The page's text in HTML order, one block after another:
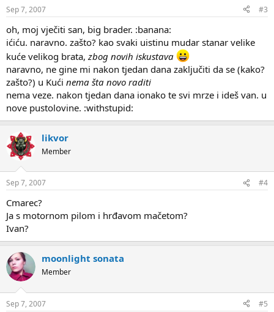
Sep 7, 2007 #3
oh, moj vječiti san, big brader. :banana:
ićiću. naravno. zašto? kao svaki uistinu mudar stanar velike
kuće velikog brata, zbog novih iskustava
naravno, ne gine mi nakon tjedan dana zaključiti da se (kako?
zašto?) u Kući nema šta novo raditi
nema veze. nakon tjedan dana ionako te svi mrze i ideš van. u
nove pustolovine. :withstupid:
likvor
Member
Sep 7, 2007 #4
Cmarec?
Ja s motornom pilom i hrđavom mačetom?
Ivan?
moonlight sonata
Member
Sep 7, 2007 #5